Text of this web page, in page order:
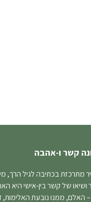
קשר ו-אהבה
מתרכזת בכתיבה לגיל הרך,
ושיאו של קשר בין-אישי היא
האלם, ממנו נובעת האלימות,